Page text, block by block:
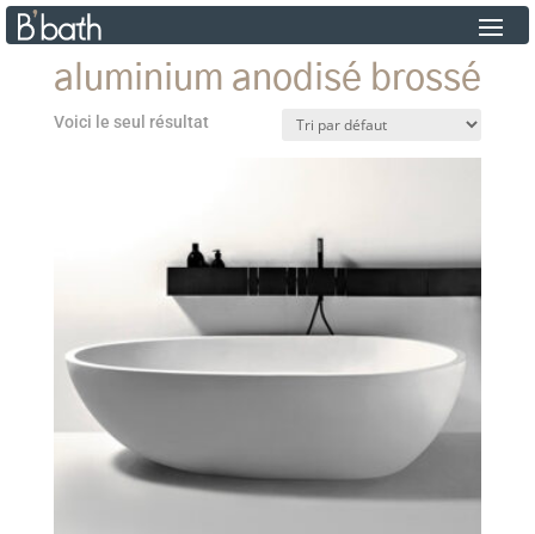
aluminium anodisé brossé
Voici le seul résultat